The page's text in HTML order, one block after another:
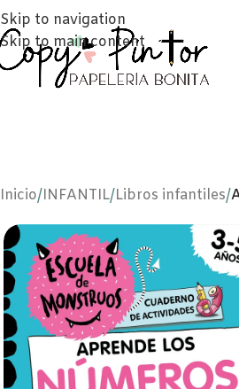
Skip to navigation
Skip to main content
Inicio/INFANTIL/Libros infantiles/